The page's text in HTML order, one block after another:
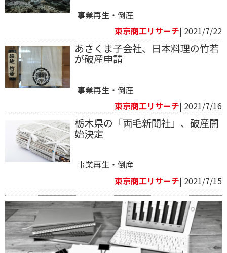
事業再生・倒産
東京商工リサーチ| 2021/7/22
あさくま子会社、日本料理の竹若
が破産申請
事業再生・倒産
東京商工リサーチ| 2021/7/16
栃木県の「両毛新聞社」、破産開
始決定
事業再生・倒産
東京商工リサーチ| 2021/7/15